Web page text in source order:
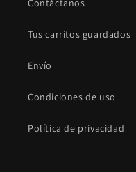
Contáctanos
Tus carritos guardados
Envío
Condiciones de uso
Política de privacidad